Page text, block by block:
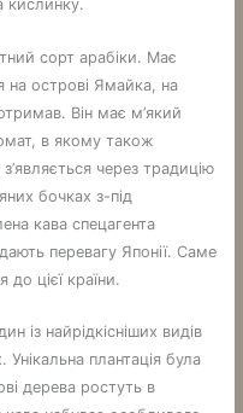
кислинку.
сорт арабіки. Має
на острові Ямайка, на
Він має м’який
в якому також
через традицію
бочках з-під
кава спецагента
перевагу Японії. Саме
цієї країни.
із найрідкісніших видів
плантація була
дерева ростуть в